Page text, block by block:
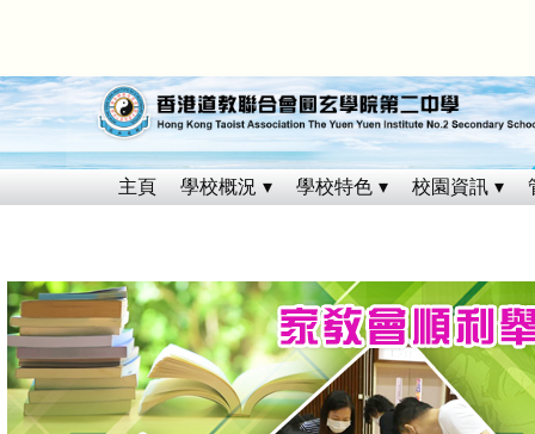
主頁 學校概況 學校特色 校園資訊